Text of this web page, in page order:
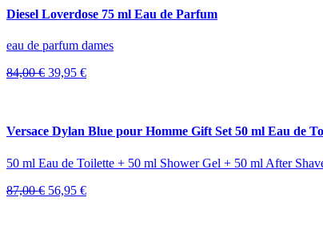
Diesel Loverdose 75 ml Eau de Parfum
eau de parfum dames
84,00€ Oorspronkelijke
39,95 €Huidige
Versace Dylan Blue pour Homme Gift Set 50 ml Eau de
50 ml Eau de Toilette + 50 ml Shower Gel + 50 ml After
87,00€ Oorspronkelijke
56,95 €Huidige